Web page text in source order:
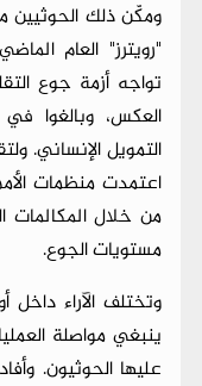
ومكّن ذلك
"رويترز" العام
تواجه أزمة جوع
العكس، وبالغوا
التمويل الإنساني.
اعتمدت منظمات
من خلال المكالمات
مستويات الجوع.
وتختلف الآراء
ينبغي مواصلة